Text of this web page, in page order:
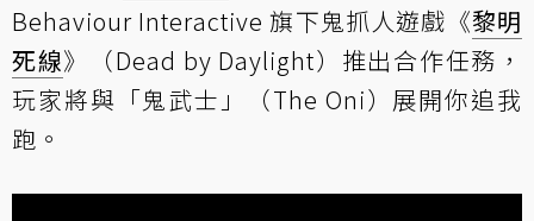
Behaviour Interactive 旗下鬼抓人遊戲《黎明
死線》（Dead by Daylight）推出合作任務，
玩家將與「鬼武士」（The Oni）展開你追我
跑。